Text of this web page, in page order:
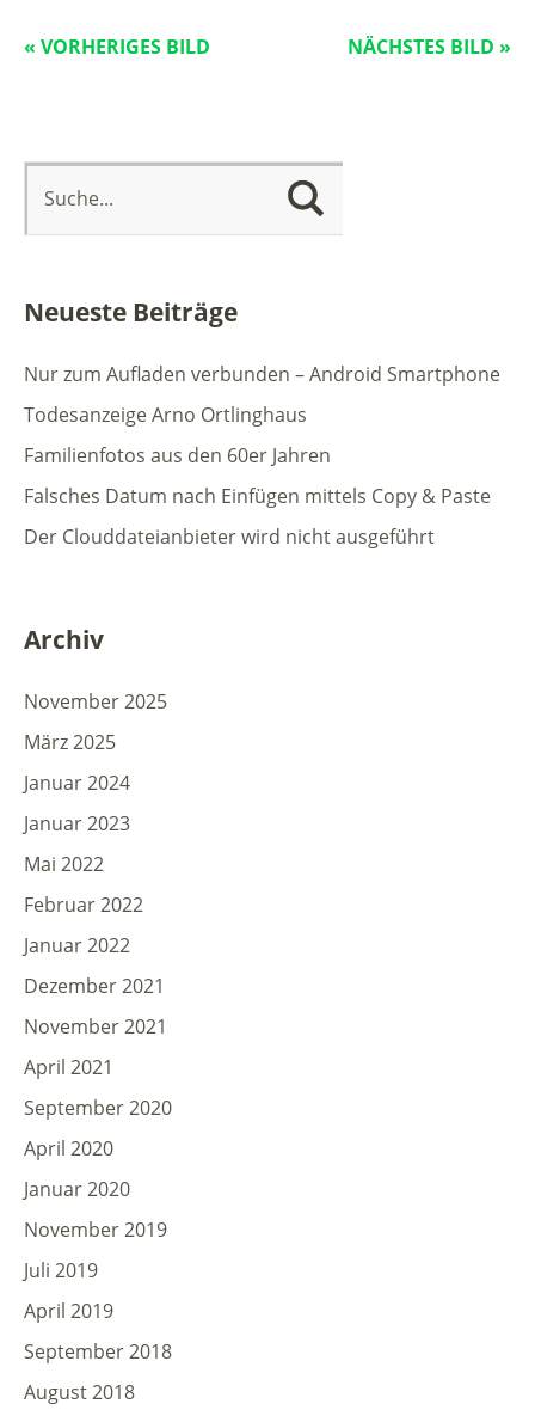
« VORHERIGES BILD NÄCHSTES BILD »
Neueste Beiträge
Nur zum Aufladen verbunden – Android Smartphone
Todesanzeige Arno Ortlinghaus
Familienfotos aus den 60er Jahren
Falsches Datum nach Einfügen mittels Copy & Paste
Der Clouddateianbieter wird nicht ausgeführt
Archiv
November 2025
März 2025
Januar 2024
Januar 2023
Mai 2022
Februar 2022
Januar 2022
Dezember 2021
November 2021
April 2021
September 2020
April 2020
Januar 2020
November 2019
Juli 2019
April 2019
September 2018
August 2018